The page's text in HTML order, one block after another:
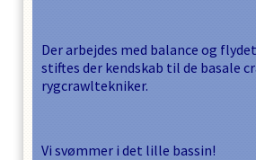
Der arbejdes med balance og
stiftes der kendskab til de basale
rygcrawltekniker.
Vi svømmer i det lille bassin!